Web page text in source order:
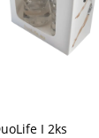
I 2ks